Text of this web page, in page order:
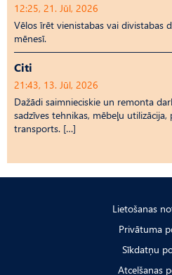
12:25, 21. Jūl, 2026
Vēlos īrēt vienistabas vai divistabas
mēnesī.
Citi
21:43, 13. Jūl, 2026
Dažādi saimnieciskie un remonta
sadzīves tehnikas, mēbeļu
transports. […]
Lietošanas
Privātuma
Sīkdatņu
Atcelšanas